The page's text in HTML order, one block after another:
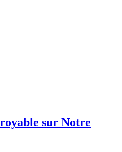
sur Notre